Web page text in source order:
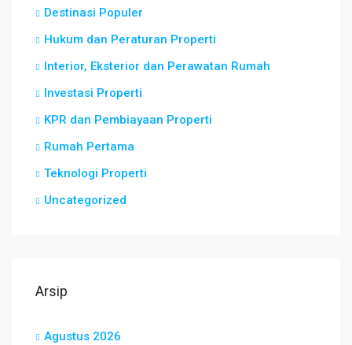
Destinasi Populer
Hukum dan Peraturan Properti
Interior, Eksterior dan Perawatan Rumah
Investasi Properti
KPR dan Pembiayaan Properti
Rumah Pertama
Teknologi Properti
Uncategorized
Arsip
Agustus 2026